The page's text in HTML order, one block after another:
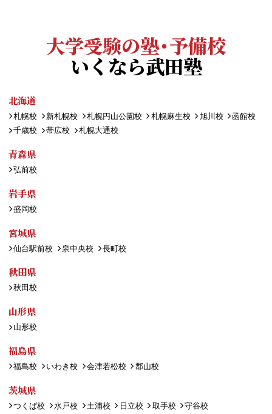
大学受験の塾・予備校
いくなら武田塾
北海道
札幌校 新札幌校 札幌円山公園校 札幌麻生校 旭川校
函館校
千歳校
帯広校 札幌大通校
青森県
弘前校
岩手県
盛岡校
宮城県
仙台駅前校 泉中央校 長町校
秋田県
秋田校
山形県
山形校
福島県
福島校 いわき校 会津若松校 郡山校
茨城県
つくば校 水戸校 土浦校 日立校 取手校
守谷校